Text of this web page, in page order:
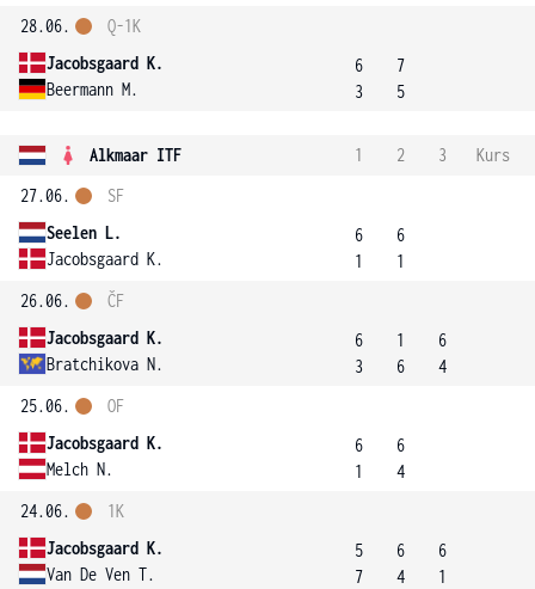
28.06.
Jacobsgaard K.
Beermann M.
Q-1K
6
3
7
5
Alkmaar ITF 1 2 3
Kurs
27.06.
Seelen L.
Jacobsgaard K.
SF
6
1
6
1
26.06.
Jacobsgaard K.
Bratchikova N.
ČF
6
3
1
6
6
4
25.06.
Jacobsgaard K.
Melch N.
OF
6
1
6
4
24.06.
Jacobsgaard K.
Van De Ven T.
1K
5
7
6
4
6
1